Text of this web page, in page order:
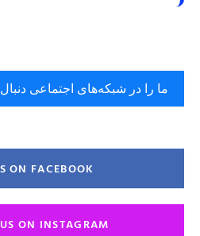
ما را در شبکه‌های اجتماعی دنبال
ON FACEBOOK
ON INSTAGRAM